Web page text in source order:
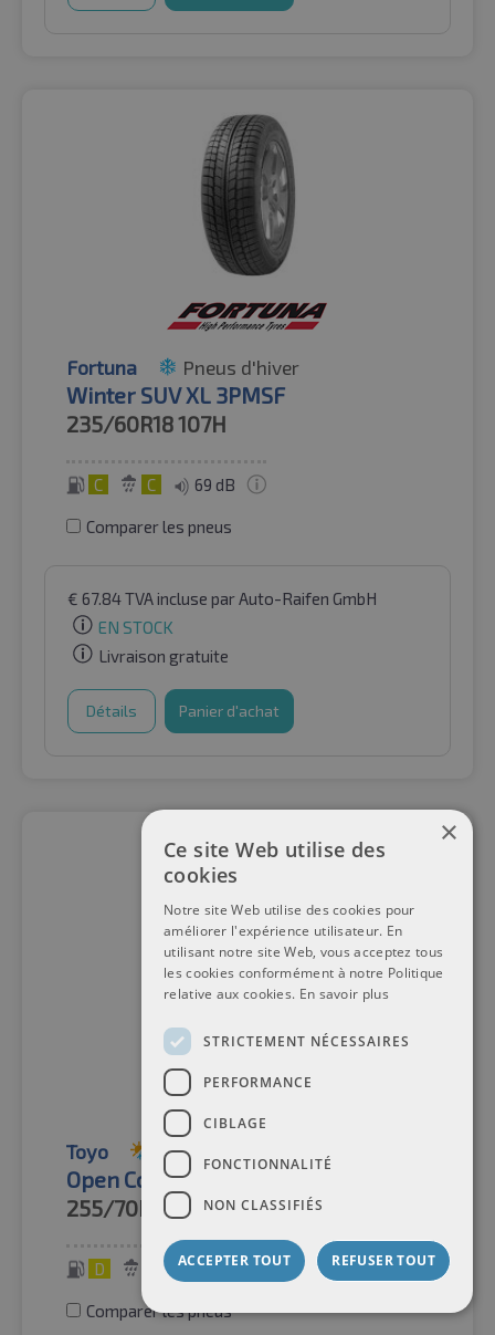
Fortuna Pneus d'hiver
Winter SUV XL 3PMSF
235/60R18107H
C C 69 dB
Comparer les pneus
€ 67.84TVA incluse par Auto-Raifen GmbH
EN STOCK
Livraison gratuite
Détails Panier d'achat
Toyo Pneus toutes saisons
Open Country A/T III M+S 3PMSF TL
255/70R18
113T
D 73 dB
Comparer les pneus
×
Ce site Web utilise des
cookies
Notre site Web utilise des cookies pour
améliorer l'expérience utilisateur. En
utilisant notre site Web, vous acceptez tous
les cookies conformément à notre Politique
relative aux cookies. En savoir plus
STRICTEMENT NÉCESSAIRES
PERFORMANCE
CIBLAGE
FONCTIONNALITÉ
NON CLASSIFIÉS
ACCEPTER TOUT REFUSER TOUT